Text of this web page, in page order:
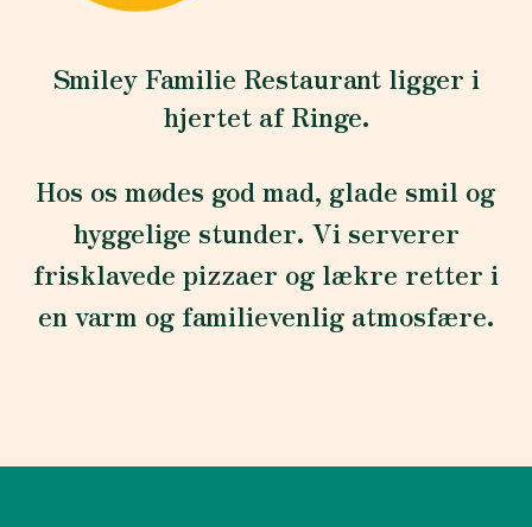
Smiley Familie Restaurant ligger i
hjertet af Ringe.
Hos os mødes god mad, glade smil og
hyggelige stunder. Vi serverer
frisklavede pizzaer og lækre retter i
en varm og familievenlig atmosfære.